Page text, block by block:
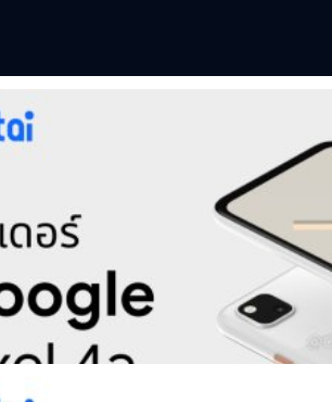
เดอร์ Pixel 4a สมาร์ตโฟนราคา
งปีที่ผ่านมา ในงาน Google I/O 2019 ได้มี
กุล | 2411 days ago